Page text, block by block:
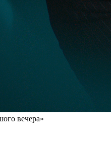
вечера»